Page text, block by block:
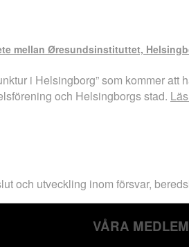
mellan Øresundsinstituttet,
i Helsingborg” som kommer
och Helsingborgs stad.
och utveckling inom försvar,
VÅRA